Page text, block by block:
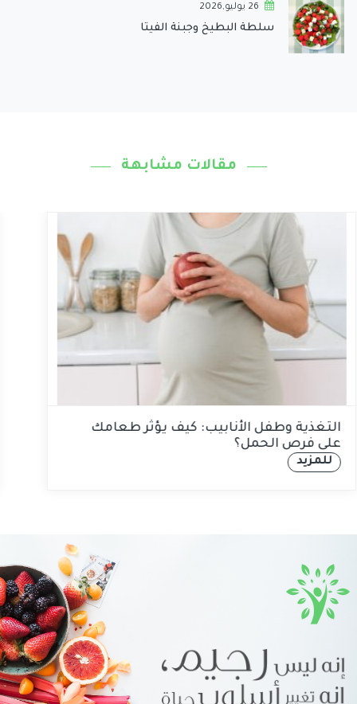
26 يوليو,2026
سلطة البطيخ وجبنة الفيتا
مقالات مشابهة
التغذية وطفل الأنابيب: كيف يؤثر طعامك
على فرص الحمل؟
للمزيد